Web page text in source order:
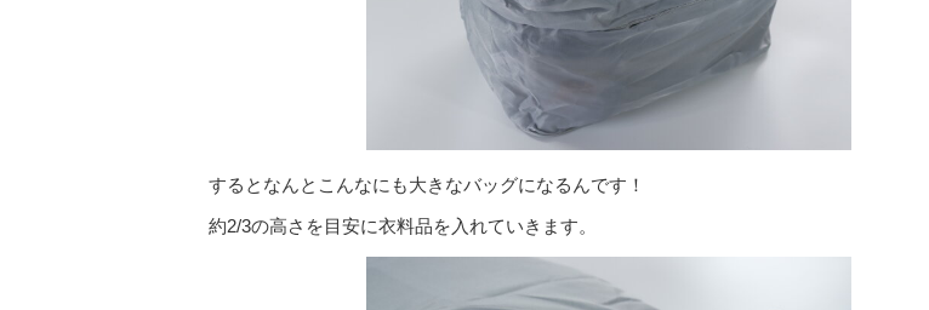
するとなんとこんなにも大きなバッグになるんです！
約2/3の高さを目安に衣料品を入れていきます。